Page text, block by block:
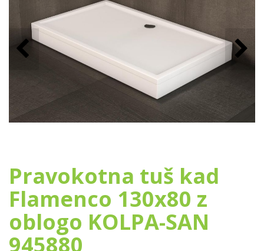
Pravokotna tuš kad
Flamenco 130x80 z
oblogo KOLPA-SAN
945880